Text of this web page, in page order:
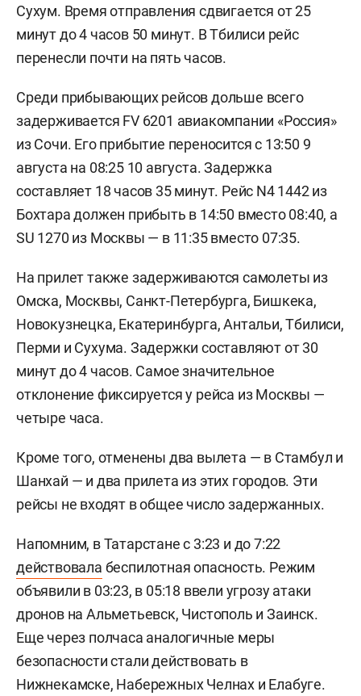
Сухум. Время отправления сдвигается от 25
минут до 4 часов 50 минут. В Тбилиси рейс
перенесли почти на пять часов.
Среди прибывающих рейсов дольше всего
задерживается FV 6201 авиакомпании «Россия»
из Сочи. Его прибытие переносится с 13:50 9
августа на 08:25 10 августа. Задержка
составляет 18 часов 35 минут. Рейс N4 1442 из
Бохтара должен прибыть в 14:50 вместо 08:40, а
SU 1270 из Москвы — в 11:35 вместо 07:35.
На прилет также задерживаются самолеты из
Омска, Москвы, Санкт-Петербурга, Бишкека,
Новокузнецка, Екатеринбурга, Антальи, Тбилиси,
Перми и Сухума. Задержки составляют от 30
минут до 4 часов. Самое значительное
отклонение фиксируется у рейса из Москвы —
четыре часа.
Кроме того, отменены два вылета — в Стамбул и
Шанхай — и два прилета из этих городов. Эти
рейсы не входят в общее число задержанных.
Напомним, в Татарстане с 3:23 и до 7:22
действовала беспилотная опасность. Режим
объявили в 03:23, в 05:18 ввели угрозу атаки
дронов на Альметьевск, Чистополь и Заинск.
Еще через полчаса аналогичные меры
безопасности стали действовать в
Нижнекамске, Набережных Челнах и Елабуге.